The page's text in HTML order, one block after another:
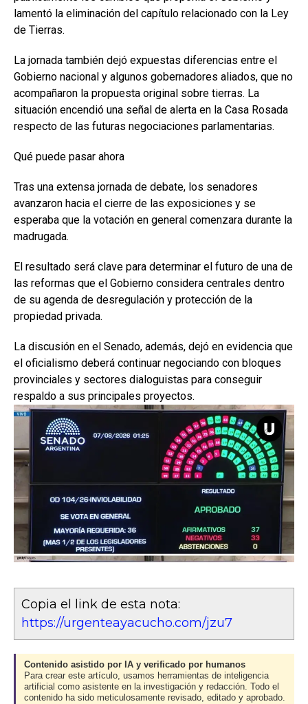
lamentó la eliminación del capítulo relacionado con la Ley
de Tierras.
La jornada también dejó expuestas diferencias entre el
Gobierno nacional y algunos gobernadores aliados, que no
acompañaron la propuesta original sobre tierras. La
situación encendió una señal de alerta en la Casa Rosada
respecto de las futuras negociaciones parlamentarias.
Qué puede pasar ahora
Tras una extensa jornada de debate, los senadores
avanzaron hacia el cierre de las exposiciones y se
esperaba que la votación en general comenzara durante la
madrugada.
El resultado será clave para determinar el futuro de una de
las reformas que el Gobierno considera centrales dentro
de su agenda de desregulación y protección de la
propiedad privada.
La discusión en el Senado, además, dejó en evidencia que
el oficialismo deberá continuar negociando con bloques
provinciales y sectores dialoguistas para conseguir
respaldo a sus principales proyectos.
Copia el link de esta nota:
https://urgenteayacucho.com/jzu7
Contenido asistido por IA y verificado por humanos
Para crear este artículo, usamos herramientas de inteligencia
artificial como asistente en la investigación y redacción. Todo el
contenido ha sido meticulosamente revisado, editado y aprobado.